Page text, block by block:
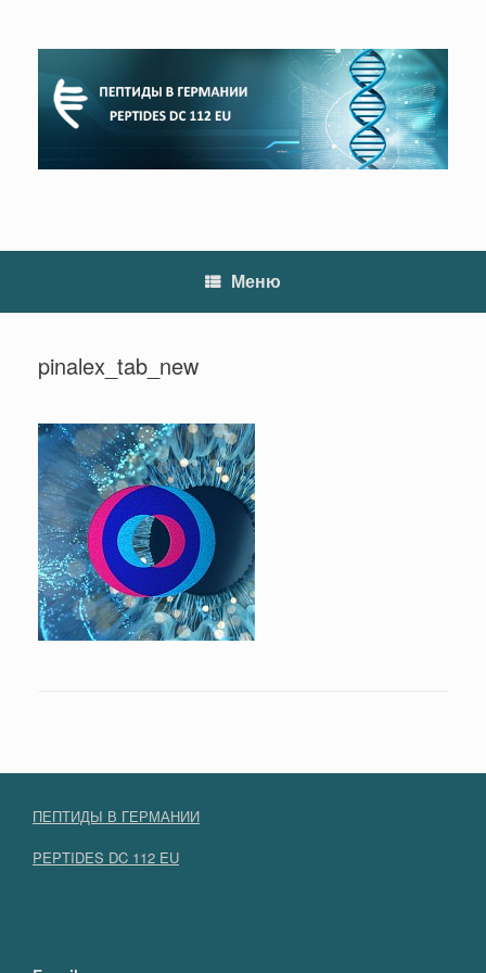
содержанию
Меню
pinalex_tab_new
ПЕПТИДЫ В ГЕРМАНИИ
PEPTIDES DC 112 EU